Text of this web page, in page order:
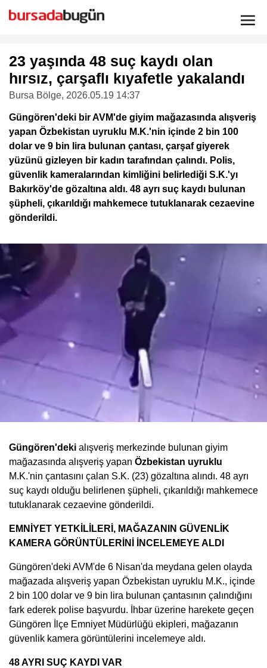
23 yaşında 48 suç kaydı olan
hırsız, çarşaflı kıyafetle yakalandı
Bursa Bölge, 2026.05.19 14:37
Güngören'deki bir AVM'de giyim mağazasında alışveriş
yapan Özbekistan uyruklu M.K.'nin içinde 2 bin 100
dolar ve 9 bin lira bulunan çantası, çarşaf giyerek
yüzünü gizleyen bir kadın tarafından çalındı. Polis,
güvenlik kameralarından kimliğini belirlediği S.K.'yı
Bakırköy'de gözaltına aldı. 48 ayrı suç kaydı bulunan
şüpheli, çıkarıldığı mahkemece tutuklanarak cezaevine
gönderildi.
Güngören'deki alışveriş merkezinde bulunan giyim
mağazasında alışveriş yapan Özbekistan uyruklu
M.K.'nin çantasını çalan S.K. (23) gözaltına alındı. 48 ayrı
suç kaydı olduğu belirlenen şüpheli, çıkarıldığı mahkemece
tutuklanarak cezaevine gönderildi.
EMNİYET YETKİLİLERİ, MAĞAZANIN GÜVENLİK
KAMERA GÖRÜNTÜLERİNİ İNCELEMEYE ALDI
Güngören'deki AVM'de 6 Nisan'da meydana gelen olayda
mağazada alışveriş yapan Özbekistan uyruklu M.K., içinde
2 bin 100 dolar ve 9 bin lira bulunan çantasının çalındığını
fark ederek polise başvurdu. İhbar üzerine harekete geçen
Güngören İlçe Emniyet Müdürlüğü ekipleri, mağazanın
güvenlik kamera görüntülerini incelemeye aldı.
48 AYRI SUÇ KAYDI VAR